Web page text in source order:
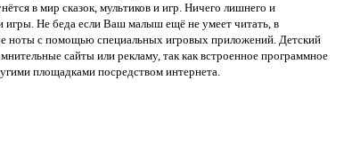
в мир сказок, мультиков и игр. Ничего лишнего и
игры. Не беда если Ваш малыш ещё не умеет читать, в
ноты с помощью специальных игровых приложений. Детский
сайты или рекламу, так как встроенное программное
площадками посредством интернета.